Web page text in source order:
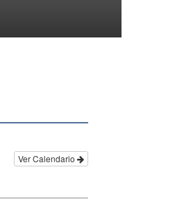
Ver Calendario